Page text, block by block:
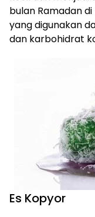
bulan Ramadan
yang digunakan
dan karbohidrat
Es Kopyor